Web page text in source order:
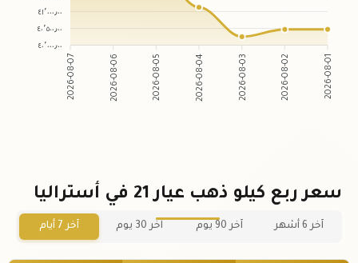
٤١٬٠٠٠٫٠٠
٤٠٬٥٠٠٫٠٠
٤٠٬٠٠٠٫٠٠
2026-08-07 2026-08-06 2026-08-05 2026-08-04 2026-08-03 2026-08-02 2026-08-01
سعر ربع كيلو ذهب عيار 21 في أستراليا
آخر 6 أشهر آخر 90 يوم آخر 30 يوم آخر 7 أيام